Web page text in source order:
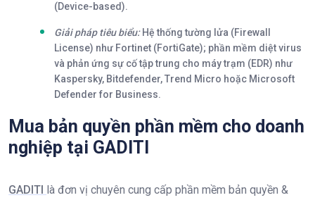
(Device-based).
Giải pháp tiêu biểu:Hệ thống tường lửa (Firewall
License) như Fortinet (FortiGate); phần mềm diệt virus
và phản ứng sự cố tập trung cho máy trạm (EDR) như
Kaspersky, Bitdefender,Trend Micro hoặc Microsoft
Defender for Business.
Mua bản quyền phần mềm cho doanh
nghiệp tại GADITI
GADITI là đơn vị chuyên cung cấp phần mềm bản quyền &